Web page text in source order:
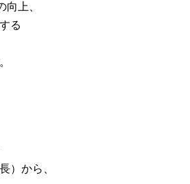
向上、
る
）から、